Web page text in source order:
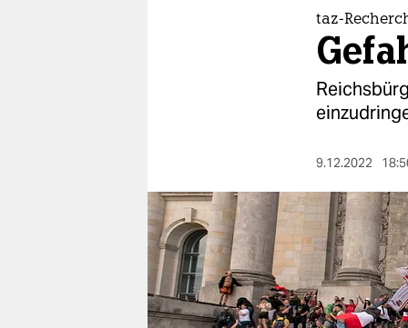
berlin
nord
wahrheit
taz-
9.12.2022